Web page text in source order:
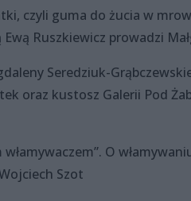
czyli guma do żucia w
Ruszkiewicz prowadzi
Seredziuk-
oraz kustosz Galerii Pod
O
Szot